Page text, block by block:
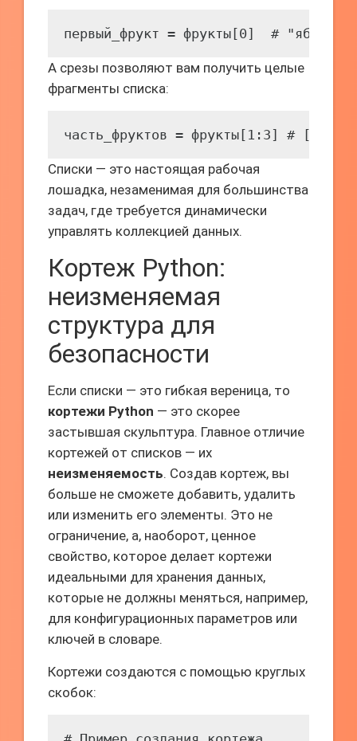
первый_фрукт = фрукты[0]  # "яблоко"
А срезы позволяют вам получить целые
фрагменты списка:
часть_фруктов = фрукты[1:3] #
Списки — это настоящая рабочая
лошадка, незаменимая для большинства
задач, где требуется динамически
управлять коллекцией данных.
Кортеж Python:
неизменяемая
структура для
безопасности
Если списки — это гибкая вереница, то
кортежи Python — это скорее
застывшая скульптура. Главное отличие
кортежей от списков — их
неизменяемость. Создав кортеж, вы
больше не сможете добавить, удалить
или изменить его элементы. Это не
ограничение, а, наоборот, ценное
свойство, которое делает кортежи
идеальными для хранения данных,
которые не должны меняться, например,
для конфигурационных параметров или
ключей в словаре.
Кортежи создаются с помощью круглых
скобок: